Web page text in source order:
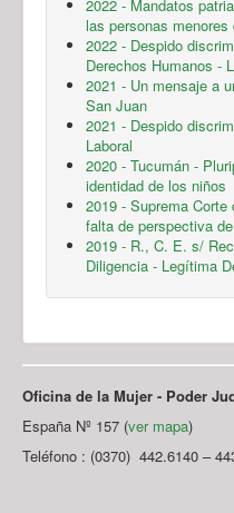
2022 - Mandatos
las personas menores
2022 - Despido
Derechos Humanos -
2021 - Un mensaje a
San Juan
2021 - Despido
Laboral
2020 - Tucumán -
identidad de los niños
2019 - Suprema
falta de perspectiva
2019 - R., C. E. s/
Diligencia - Legítima
Oficina de la Mujer - Poder
España Nº 157 (ver mapa)
Teléfono : (0370) 442.6140 –